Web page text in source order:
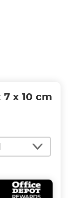
x 10 cm